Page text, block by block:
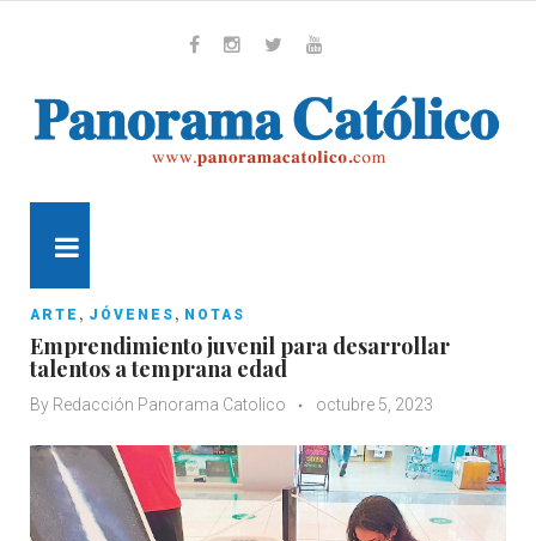
ARTE , JÓVENES , NOTAS
Emprendimiento juvenil para desarrollar
talentos a temprana edad
By Redacción Panorama Catolico octubre 5, 2023